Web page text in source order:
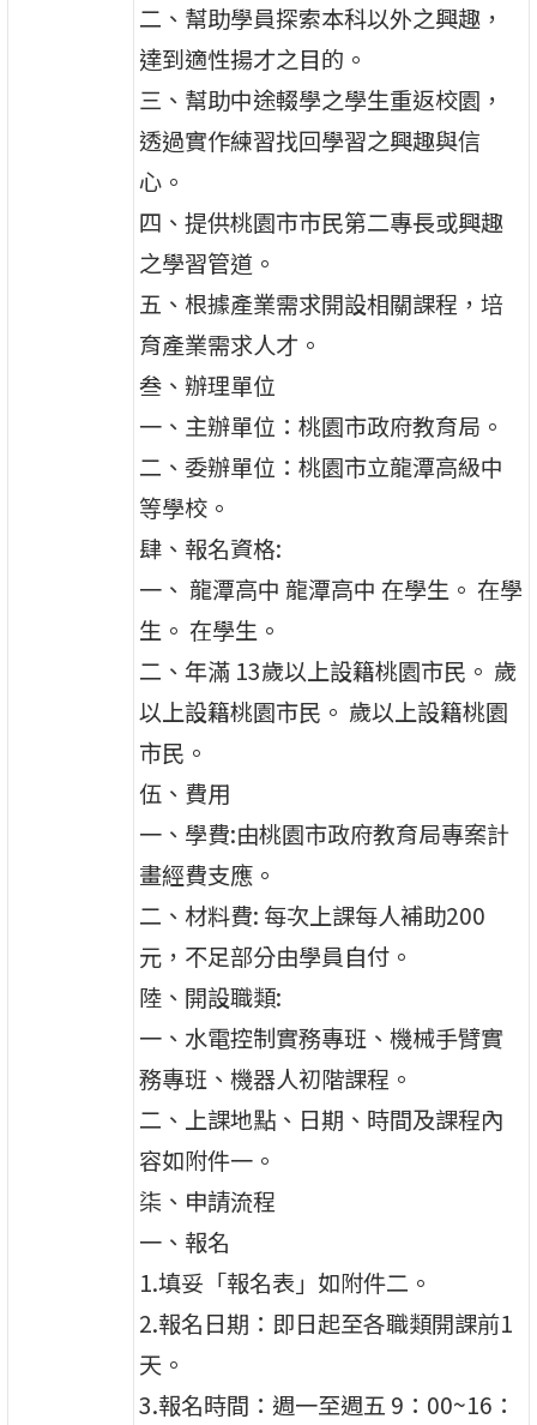
二、幫助學員探索本科以外之興趣，
達到適性揚才之目的。
三、幫助中途輟學之學生重返校園，
透過實作練習找回學習之興趣與信
心。
四、提供桃園市市民第二專長或興趣
之學習管道。
五、根據產業需求開設相關課程，培
育產業需求人才。
叁、辦理單位
一、主辦單位：桃園市政府教育局。
二、委辦單位：桃園市立龍潭高級中
等學校。
肆、報名資格:
一、 龍潭高中 龍潭高中 在學生。 在學
生。 在學生。
二、年滿 13歲以上設籍桃園市民。 歲
以上設籍桃園市民。 歲以上設籍桃園
市民。
伍、費用
一、學費:由桃園市政府教育局專案計
畫經費支應。
二、材料費: 每次上課每人補助200
元，不足部分由學員自付。
陸、開設職類:
一、水電控制實務專班、機械手臂實
務專班、機器人初階課程。
二、上課地點、日期、時間及課程內
容如附件一。
柒、申請流程
一、報名
1.填妥「報名表」如附件二。
2.報名日期：即日起至各職類開課前1
天。
3.報名時間：週一至週五 9：00~16：